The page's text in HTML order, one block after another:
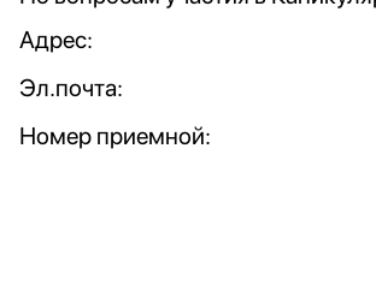
Адрес:
Эл.почта:
Номер приемной: